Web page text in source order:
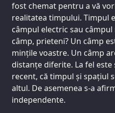
fost chemat pentru a vă
realitatea timpului. Timpul
câmpul electric sau
câmp, prieteni? Un câmp
mințile voastre. Un câmp
distanțe diferite. La fel
recent, că timpul și spațiul
altul. De asemenea s-a
independente.